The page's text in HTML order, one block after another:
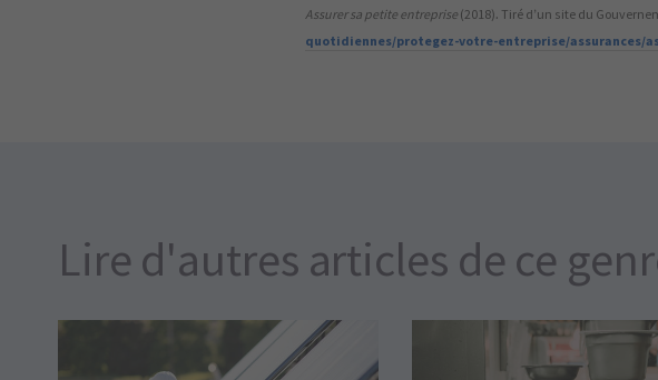
Assurer sa petite entreprise (2018). Tiré d’un site du
quotidiennes/protegez-votre-entreprise/assurances/
Lire d'autres articles de ce